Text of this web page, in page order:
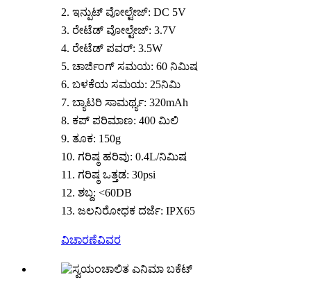
2. ಇನ್ಪುಟ್ ವೋಲ್ಟೇಜ್: DC 5V
3. ರೇಟೆಡ್ ವೋಲ್ಟೇಜ್: 3.7V
4. ರೇಟೆಡ್ ಪವರ್: 3.5W
5. ಚಾರ್ಜಿಂಗ್ ಸಮಯ: 60 ನಿಮಿಷ
6. ಬಳಕೆಯ ಸಮಯ: 25ನಿಮಿ
7. ಬ್ಯಾಟರಿ ಸಾಮರ್ಥ್ಯ: 320mAh
8. ಕಪ್ ಪರಿಮಾಣ: 400 ಮಿಲಿ
9. ತೂಕ: 150g
10. ಗರಿಷ್ಠ ಹರಿವು: 0.4L/ನಿಮಿಷ
11. ಗರಿಷ್ಠ ಒತ್ತಡ: 30psi
12. ಶಬ್ದ: <60DB
13. ಜಲನಿರೋಧಕ ದರ್ಜೆ: IPX65
ವಿಚಾರಣೆವಿವರ